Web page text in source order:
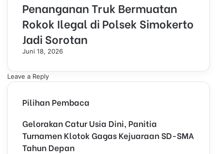
Penanganan Truk Bermuatan
Rokok Ilegal di Polsek Simokerto
Jadi Sorotan
Juni 18, 2026
Leave a Reply
Pilihan Pembaca
Gelorakan Catur Usia Dini, Panitia
Turnamen Klotok Gagas Kejuaraan SD-SMA
Tahun Depan